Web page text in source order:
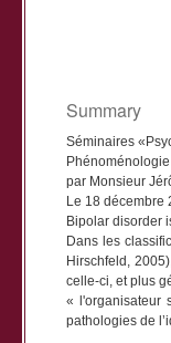
Summary
Séminaires
par Monsieur
Le 18 décembre
Bipolar disorder
Dans les
Hirschfeld,
celle-ci, et plus
« l'organisateur
pathologies de